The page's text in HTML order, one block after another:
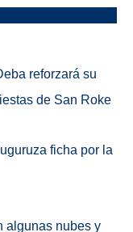
reforzará su
de San Roke
ficha por la
algunas nubes y